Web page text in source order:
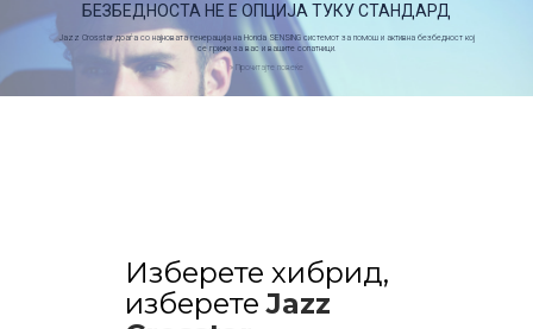
БЕЗБЕДНОСТА НЕ Е ОПЦИЈА ТУКУ СТАНДАРД
» Прочитајте повеќе
Jazz Crosstar доаѓа со најновата генерација на Honda SENSING системот за помош и активна безбедност кој
се грижи за вас и вашите сопатници.
Изберете хибрид,
изберетеJazz